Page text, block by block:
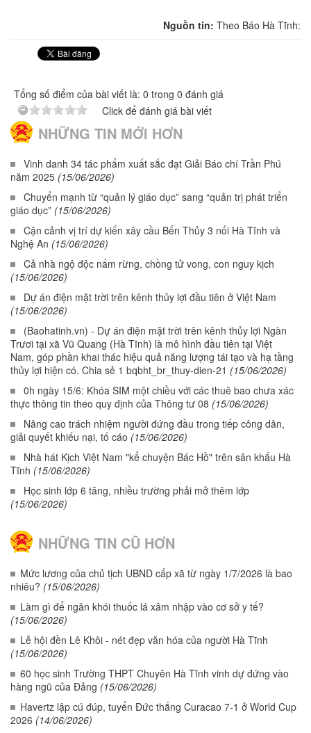
Nguồn tin: Theo Báo Hà Tĩnh:
Tổng số điểm của bài viết là: 0 trong 0 đánh giá
Click để đánh giá bài viết
NHỮNG TIN MỚI HƠN
Vinh danh 34 tác phẩm xuất sắc đạt Giải Báo chí Trần Phú
năm 2025 (15/06/2026)
Chuyển mạnh từ “quản lý giáo dục” sang “quản trị phát triển
giáo dục” (15/06/2026)
Cận cảnh vị trí dự kiến xây cầu Bến Thủy 3 nối Hà Tĩnh và
Nghệ An (15/06/2026)
Cả nhà ngộ độc nấm rừng, chồng tử vong, con nguy kịch
(15/06/2026)
Dự án điện mặt trời trên kênh thủy lợi đầu tiên ở Việt Nam
(15/06/2026)
(Baohatinh.vn) - Dự án điện mặt trời trên kênh thủy lợi Ngàn
Trươi tại xã Vũ Quang (Hà Tĩnh) là mô hình đầu tiên tại Việt
Nam, góp phần khai thác hiệu quả năng lượng tái tạo và hạ tầng
thủy lợi hiện có. Chia sẻ 1 bqbht_br_thuy-dien-21 (15/06/2026)
0h ngày 15/6: Khóa SIM một chiều với các thuê bao chưa xác
thực thông tin theo quy định của Thông tư 08 (15/06/2026)
Nâng cao trách nhiệm người đứng đầu trong tiếp công dân,
giải quyết khiếu nại, tố cáo (15/06/2026)
Nhà hát Kịch Việt Nam "kể chuyện Bác Hồ" trên sân khấu Hà
Tĩnh (15/06/2026)
Học sinh lớp 6 tăng, nhiều trường phải mở thêm lớp
(15/06/2026)
NHỮNG TIN CŨ HƠN
Mức lương của chủ tịch UBND cấp xã từ ngày 1/7/2026 là bao
nhiêu? (15/06/2026)
Làm gì để ngăn khói thuốc lá xâm nhập vào cơ sở y tế?
(15/06/2026)
Lễ hội đền Lê Khôi - nét đẹp văn hóa của người Hà Tĩnh
(15/06/2026)
60 học sinh Trường THPT Chuyên Hà Tĩnh vinh dự đứng vào
hàng ngũ của Đảng (15/06/2026)
Havertz lập cú đúp, tuyển Đức thắng Curacao 7-1 ở World Cup
2026 (14/06/2026)